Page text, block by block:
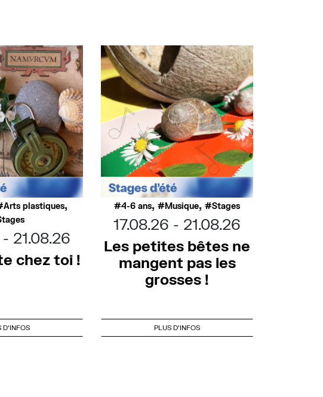
Arts plastiques,
21.08.26
chez toi !
D'INFOS
4-6 ans, Musique, Stages
17.08.26
21.08.26
Les petites bêtes ne
mangent pas les
grosses !
PLUS D'INFOS